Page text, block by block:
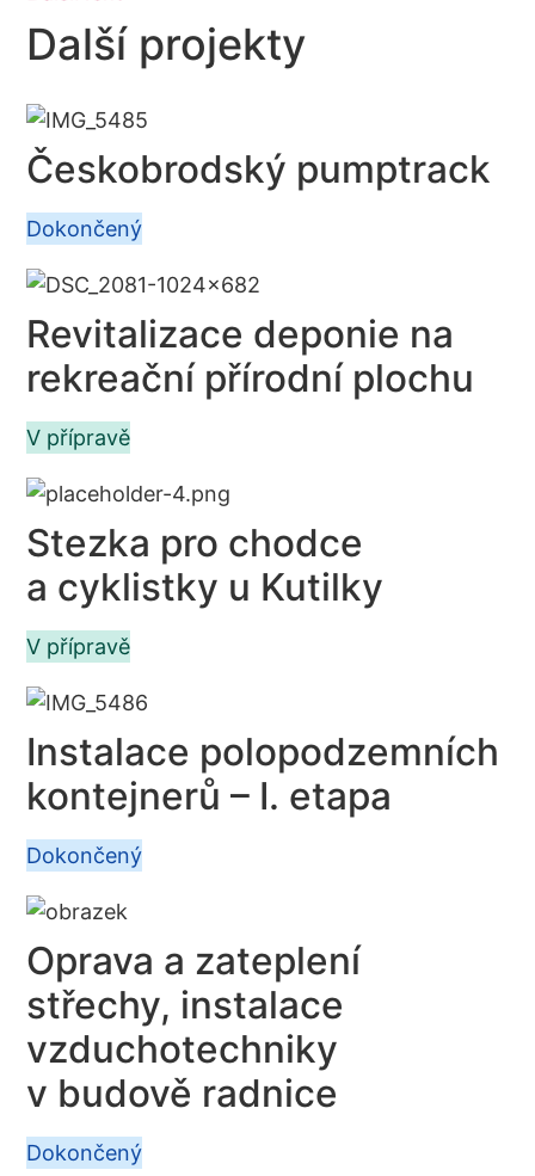
Další projekty
Českobrodský pumptrack
Dokončený
Revitalizace deponie na
rekreační přírodní plochu
V přípravě
Stezka pro chodce
a cyklistky u Kutilky
V přípravě
Instalace polopodzemních
kontejnerů – I. etapa
Dokončený
Oprava a zateplení
střechy, instalace
vzduchotechniky
v budově radnice
Dokončený